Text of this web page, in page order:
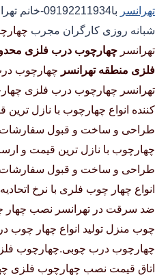
تهرانسر با
شبانه روزی کارگران مجرب
تهرانسر چهارچوب درب فلزی
فلزی منطقه تهرانسر چهارچوب
تهرانسر چهارچوب درب فلزی
کننده انواع چهارچوب با نازل
طراحی و ساخت و قبول سفارشات
چهارچوب با نازل ترین قیمت و
طراحی و ساخت و قبول سفارشات
انواع چهار چوب فلری با نرخ
ضد سرقت در تهرانسر نصب چهار
چوب منزل تولید انواع چهار
چهارچوب درب چوبی.چهارچوب
اتاق قیمت نصب چهارچوب فلزی